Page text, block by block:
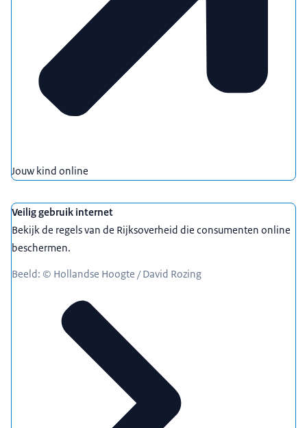
Jouw kind online
Veilig gebruik internet
Bekijk de regels van de Rijksoverheid die consumenten online
beschermen.
Beeld: © Hollandse Hoogte / David Rozing